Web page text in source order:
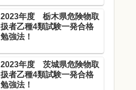
2023年度 栃木県危険物取
扱者乙種4類試験一発合格
勉強法！
2023年度 茨城県危険物取
扱者乙種4類試験一発合格
勉強法！